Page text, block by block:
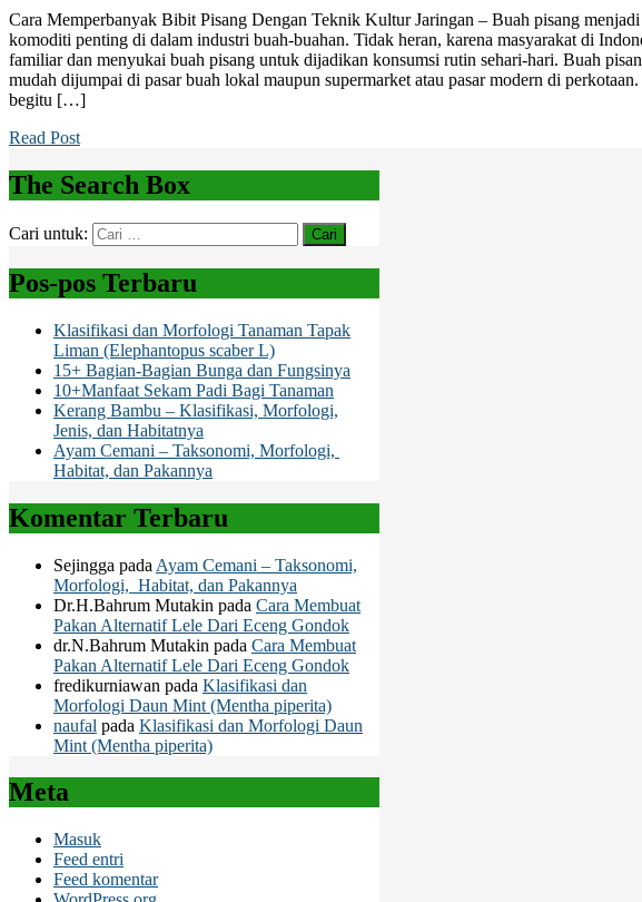
Cara Memperbanyak Bibit Pisang Dengan Teknik Kultur Jaringan – Buah pisang menjadi
komoditi penting di dalam industri buah-buahan. Tidak heran, karena masyarakat di
familiar dan menyukai buah pisang untuk dijadikan konsumsi rutin sehari-hari. Buah
mudah dijumpai di pasar buah lokal maupun supermarket atau pasar modern di
begitu […]
Read Post
The Search Box
Cari untuk:
Pos-pos Terbaru
Klasifikasi dan Morfologi Tanaman Tapak
Liman (Elephantopus scaber L)
15+ Bagian-Bagian Bunga dan Fungsinya
10+Manfaat Sekam Padi Bagi Tanaman
Kerang Bambu – Klasifikasi, Morfologi,
Jenis, dan Habitatnya
Ayam Cemani – Taksonomi, Morfologi,
Habitat, dan Pakannya
Komentar Terbaru
Sejingga pada Ayam Cemani – Taksonomi,
Morfologi, Habitat, dan Pakannya
Dr.H.Bahrum Mutakin pada Cara Membuat
Pakan Alternatif Lele Dari Eceng Gondok
dr.N.Bahrum Mutakin pada Cara Membuat
Pakan Alternatif Lele Dari Eceng Gondok
fredikurniawan pada Klasifikasi dan
Morfologi Daun Mint (Mentha piperita)
naufal pada Klasifikasi dan Morfologi Daun
Mint (Mentha piperita)
Meta
Masuk
Feed entri
Feed komentar